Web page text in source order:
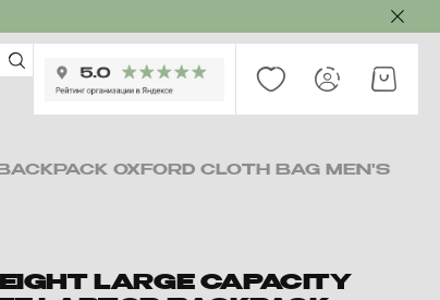
OXFORD CLOTH BAG MEN'S
LARGE CAPACITY